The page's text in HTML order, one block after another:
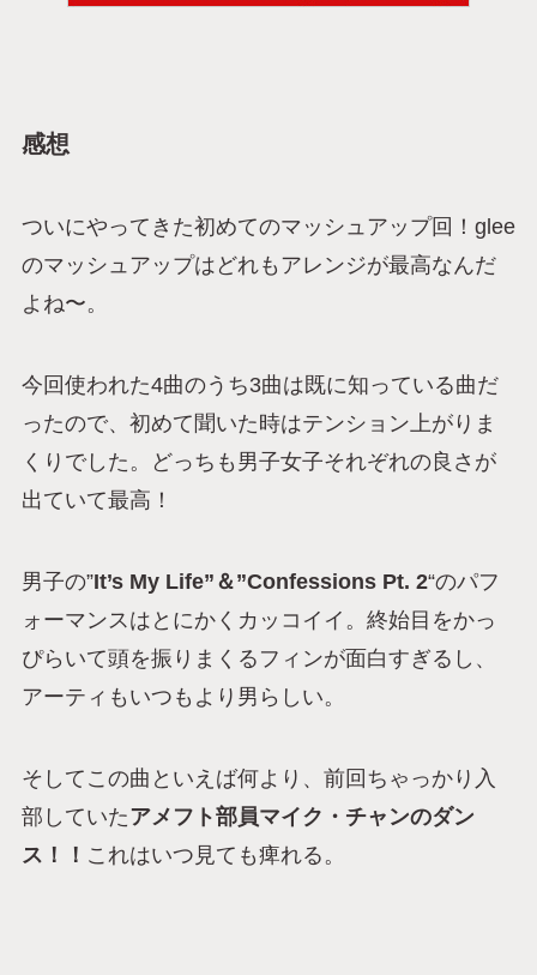
感想
ついにやってきた初めてのマッシュアップ回！glee
のマッシュアップはどれもアレンジが最高なんだ
よね〜。
今回使われた4曲のうち3曲は既に知っている曲だ
ったので、初めて聞いた時はテンション上がりま
くりでした。どっちも男子女子それぞれの良さが
出ていて最高！
男子の”It’s My Life”＆”Confessions Pt. 2“のパフ
ォーマンスはとにかくカッコイイ。終始目をかっ
ぴらいて頭を振りまくるフィンが面白すぎるし、
アーティもいつもより男らしい。
そしてこの曲といえば何より、前回ちゃっかり入
部していたアメフト部員マイク・チャンのダン
ス！！ これはいつ見ても痺れる。